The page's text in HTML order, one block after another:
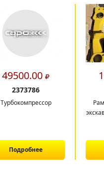
49500.00
2373786
Турбокомпрессор
Подробнее